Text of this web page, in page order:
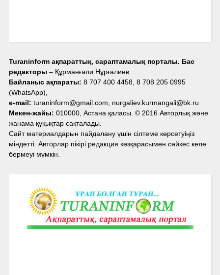
Turaninform ақпараттық, сараптамалық порталы. Бас
редакторы – Құрманғали Нұрғалиев
Байланыс ақпараты: 8 707 400 4458, 8 708 205 0995
(WhatsApp),
e-mail: turaninform@gmail.com, nurgaliev.kurmangali@bk.ru
Мекен-жайы: 010000, Астана қаласы. © 2016 Авторлық және
жанама құқықтар сақталады.
Сайт материалдарын пайдалану үшін сілтеме көрсетуіңіз
міндетті. Авторлар пікірі редакция көзқарасымен сәйкес келе
бермеуі мүмкін.